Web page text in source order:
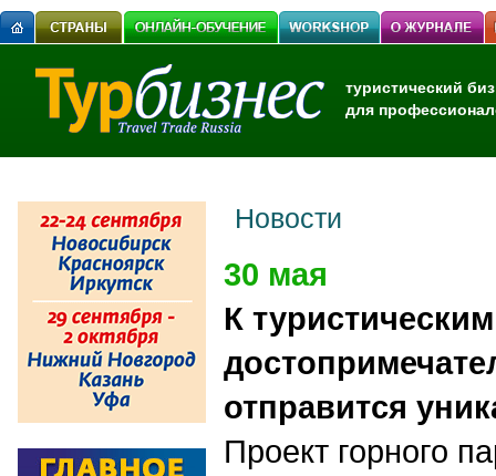
туристический
для
Новости
30 мая
К туристическим
отправится
Проект горного